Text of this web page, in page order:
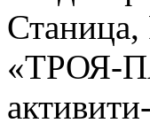
Станица,
«ТРОЯ-